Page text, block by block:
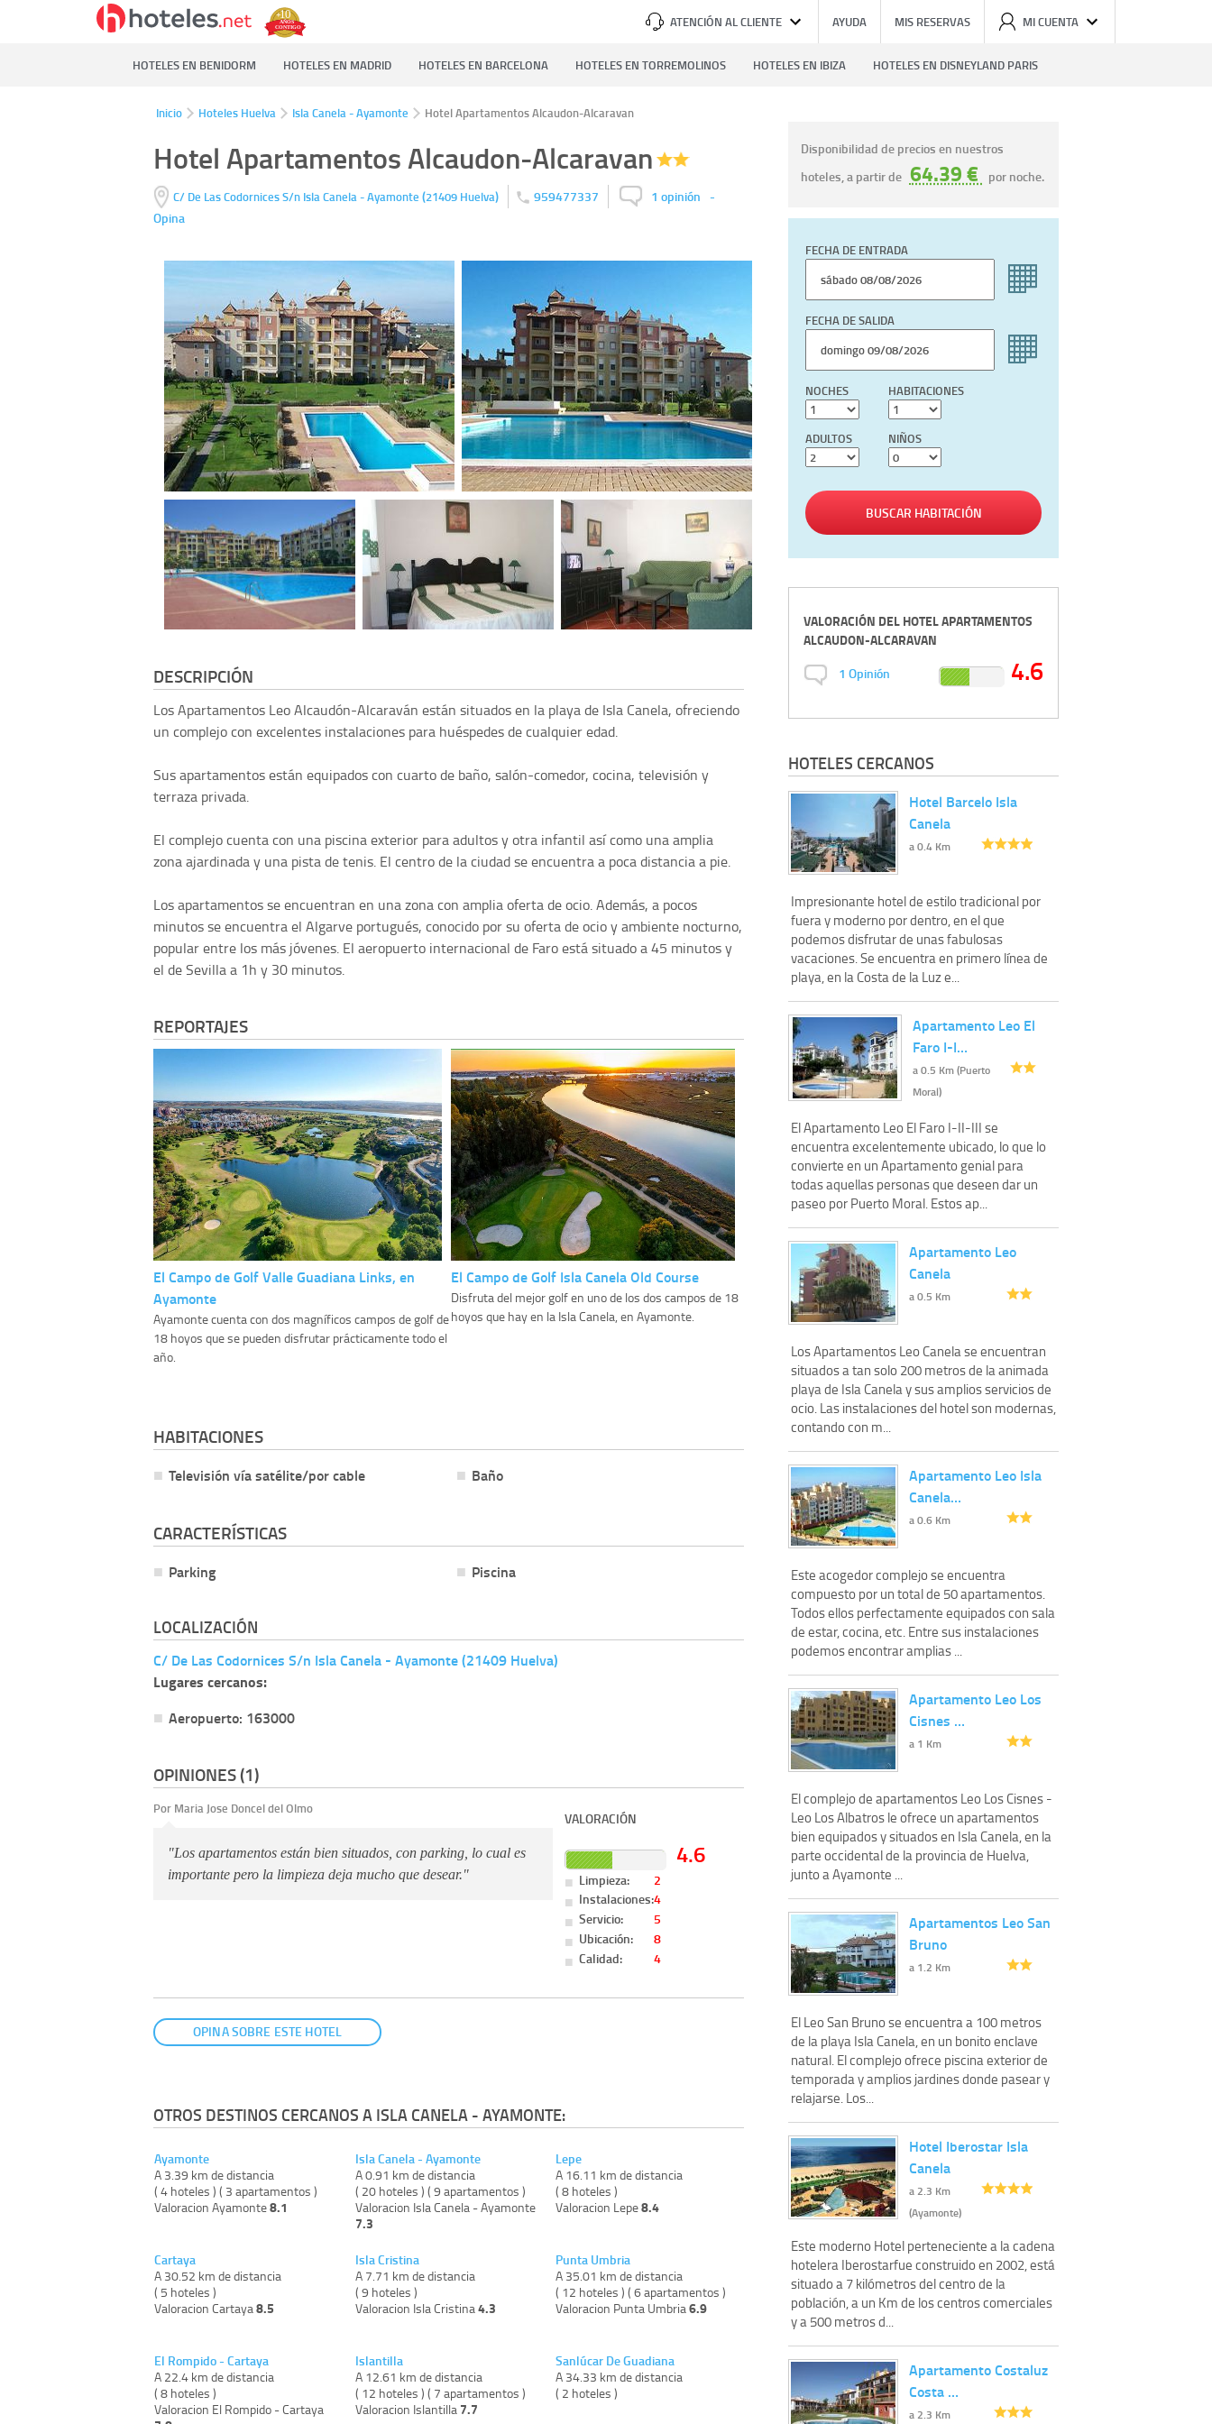
ATENCIÓN AL CLIENTE AYUDA MIS RESERVAS MI CUENTA
HOTELES EN BENIDORM HOTELES EN MADRID HOTELES EN BARCELONA HOTELES EN TORREMOLINOS HOTELES EN IBIZA HOTELES EN DISNEYLAND PARIS
Inicio Hoteles Huelva Isla Canela - Ayamonte Hotel Apartamentos Alcaudon-Alcaravan
Hotel Apartamentos Alcaudon-Alcaravan
C/ De Las Codornices S/n Isla Canela - Ayamonte (21409 Huelva) 959477337 1 opinión -
Opina
DESCRIPCIÓN
Los Apartamentos Leo Alcaudón-Alcaraván están situados en la playa de Isla Canela, ofreciendo
un complejo con excelentes instalaciones para huéspedes de cualquier edad.
Sus apartamentos están equipados con cuarto de baño, salón-comedor, cocina, televisión y
terraza privada.
El complejo cuenta con una piscina exterior para adultos y otra infantil así como una amplia
zona ajardinada y una pista de tenis. El centro de la ciudad se encuentra a poca distancia a pie.
Los apartamentos se encuentran en una zona con amplia oferta de ocio. Además, a pocos
minutos se encuentra el Algarve portugués, conocido por su oferta de ocio y ambiente nocturno,
popular entre los más jóvenes. El aeropuerto internacional de Faro está situado a 45 minutos y
el de Sevilla a 1h y 30 minutos.
REPORTAJES
El Campo de Golf Valle Guadiana Links, en
Ayamonte
Ayamonte cuenta con dos magníficos campos de golf de
18 hoyos que se pueden disfrutar prácticamente todo el
año.
El Campo de Golf Isla Canela Old Course
Disfruta del mejor golf en uno de los dos campos de 18
hoyos que hay en la Isla Canela, en Ayamonte.
HABITACIONES
Televisión vía satélite/por cable Baño
CARACTERÍSTICAS
Parking Piscina
LOCALIZACIÓN
C/ De Las Codornices S/n Isla Canela - Ayamonte (21409 Huelva)
Lugares cercanos:
Aeropuerto: 163000
OPINIONES (1)
Por Maria Jose Doncel del Olmo
"Los apartamentos están bien situados, con parking, lo cual es
importante pero la limpieza deja mucho que desear."
VALORACIÓN
4.6
Limpieza:
2
Instalaciones:4
Servicio:
5
Ubicación:
8
Calidad:
4
OPINA SOBRE ESTE HOTEL
OTROS DESTINOS CERCANOS A ISLA CANELA - AYAMONTE:
Ayamonte
A 3.39 km de distancia
( 4 hoteles ) ( 3 apartamentos )
Valoracion Ayamonte8.1
Cartaya
A 30.52 km de distancia
( 5 hoteles )
Valoracion Cartaya8.5
El Rompido - Cartaya
A 22.4 km de distancia
( 8 hoteles )
Valoracion El Rompido - Cartaya
Isla Canela - Ayamonte
A 0.91 km de distancia
( 20 hoteles ) ( 9 apartamentos )
Valoracion Isla Canela - Ayamonte
7.3
Isla Cristina
A 7.71 km de distancia
( 9 hoteles )
Valoracion Isla Cristina4.3
Islantilla
A 12.61 km de distancia
( 12 hoteles ) ( 7 apartamentos )
Valoracion Islantilla 7.7
Lepe
A 16.11 km de distancia
( 8 hoteles )
Valoracion Lepe8.4
Punta Umbria
A 35.01 km de distancia
( 12 hoteles ) ( 6 apartamentos )
Valoracion Punta Umbria6.9
Sanlúcar De Guadiana
A 34.33 km de distancia
( 2 hoteles )
Disponibilidad de precios en nuestros
hoteles, a partir de 64.39 € por noche.
FECHA DE ENTRADA
FECHA DE SALIDA
NOCHES HABITACIONES
ADULTOS NIÑOS
BUSCAR HABITACIÓN
VALORACIÓN DELHOTEL APARTAMENTOS
ALCAUDON-ALCARAVAN
1 Opinión 4.6
HOTELES CERCANOS
Hotel Barcelo Isla
Canela
a 0.4 Km
Impresionante hotel de estilo tradicional por
fuera y moderno por dentro, en el que
podemos disfrutar de unas fabulosas
vacaciones. Se encuentra en primero línea de
playa, en la Costa de la Luz e...
Apartamento Leo El
Faro I-I…
a 0.5 Km (Puerto
Moral)
El Apartamento Leo El Faro I-II-III se
encuentra excelentemente ubicado, lo que lo
convierte en un Apartamento genial para
todas aquellas personas que deseen dar un
paseo por Puerto Moral. Estos ap...
Apartamento Leo
Canela
a 0.5 Km
Los Apartamentos Leo Canela se encuentran
situados a tan solo 200 metros de la animada
playa de Isla Canela y sus amplios servicios de
ocio. Las instalaciones del hotel son modernas,
contando con m...
Apartamento Leo Isla
Canela…
a 0.6 Km
Este acogedor complejo se encuentra
compuesto por un total de 50 apartamentos.
Todos ellos perfectamente equipados con sala
de estar, cocina, etc. Entre sus instalaciones
podemos encontrar amplias ...
Apartamento Leo Los
Cisnes …
a 1 Km
El complejo de apartamentos Leo Los Cisnes -
Leo Los Albatros le ofrece un apartamentos
bien equipados y situados en Isla Canela, en la
parte occidental de la provincia de Huelva,
junto a Ayamonte ...
Apartamentos Leo San
Bruno
a 1.2 Km
El Leo San Bruno se encuentra a 100 metros
de la playa Isla Canela, en un bonito enclave
natural. El complejo ofrece piscina exterior de
temporada y amplios jardines donde pasear y
relajarse. Los...
Hotel Iberostar Isla
Canela
a 2.3 Km
(Ayamonte)
Este moderno Hotel perteneciente a la cadena
hotelera Iberostarfue construido en 2002, está
situado a 7 kilómetros del centro de la
población, a un Km de los centros comerciales
y a 500 metros d...
Apartamento Costaluz
Costa …
a 2.3 Km